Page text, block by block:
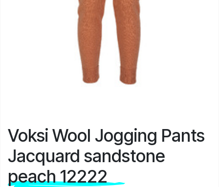
Voksi Wool Jogging Pants
Jacquard sandstone
peach 12222